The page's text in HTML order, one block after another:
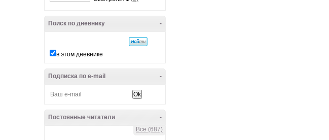
-
Поиск по дневнику
в этом дневнике
-
Подписка по e-mail
-
Постоянные читатели
Все (687)